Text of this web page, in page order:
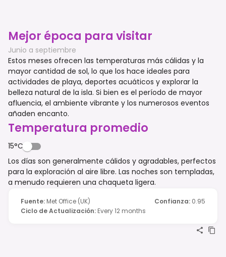
Mejor época para visitar
Junio a septiembre
Estos meses ofrecen las temperaturas más cálidas y la
mayor cantidad de sol, lo que los hace ideales para
actividades de playa, deportes acuáticos y explorar la
belleza natural de la isla. Si bien es el período de mayor
afluencia, el ambiente vibrante y los numerosos eventos
añaden encanto.
Temperatura promedio
15°C
Los días son generalmente cálidos y agradables, perfectos
para la exploración al aire libre. Las noches son templadas,
a menudo requieren una chaqueta ligera.
Fuente: Met Office (UK) Confianza: 0.95
Ciclo de Actualización: Every 12 months